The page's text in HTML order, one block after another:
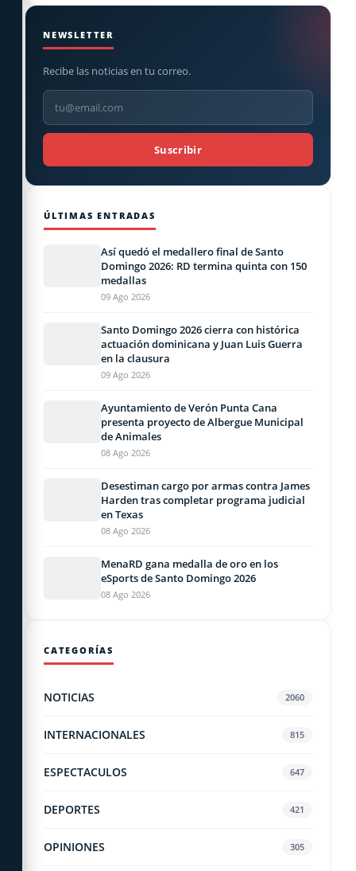
NEWSLETTER
Recibe las noticias en tu correo.
Suscribir
ÚLTIMAS ENTRADAS
Así quedó el medallero final de Santo
Domingo 2026: RD termina quinta con 150
medallas
09 Ago 2026
Santo Domingo 2026 cierra con histórica
actuación dominicana y Juan Luis Guerra
en la clausura
09 Ago 2026
Ayuntamiento de Verón Punta Cana
presenta proyecto de Albergue Municipal
de Animales
08 Ago 2026
Desestiman cargo por armas contra James
Harden tras completar programa judicial
en Texas
08 Ago 2026
MenaRD gana medalla de oro en los
eSports de Santo Domingo 2026
08 Ago 2026
CATEGORÍAS
NOTICIAS 2060
INTERNACIONALES 815
ESPECTACULOS 647
DEPORTES 421
OPINIONES 305